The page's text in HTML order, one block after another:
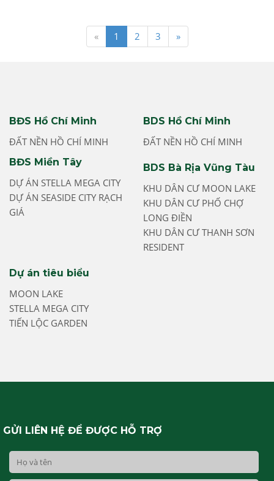
« 1 2 3 »
BĐS Hồ Chí Minh
ĐẤT NỀN HỒ CHÍ MINH
BĐS Miền Tây
DỰ ÁN STELLA MEGA CITY
DỰ ÁN SEASIDE CITY RẠCH
GIÁ
BDS Hồ Chí Minh
ĐẤT NỀN HỒ CHÍ MINH
BDS Bà Rịa Vũng Tàu
KHU DÂN CƯ MOON LAKE
KHU DÂN CƯ PHỐ CHỢ
LONG ĐIỀN
KHU DÂN CƯ THANH SƠN
RESIDENT
Dự án tiêu biểu
MOON LAKE
STELLA MEGA CITY
TIẾN LỘC GARDEN
GỬI LIÊN HỆ ĐỂ ĐƯỢC HỖ TRỢ